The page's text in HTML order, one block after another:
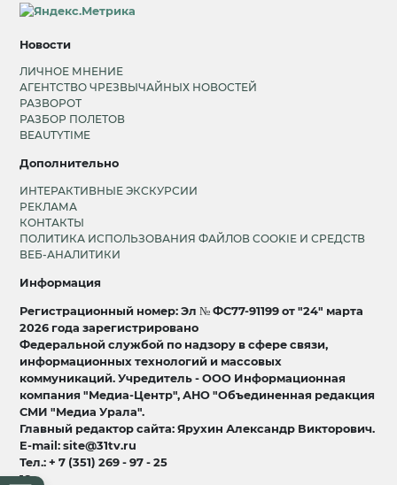
Новости
ЛИЧНОЕ МНЕНИЕ
АГЕНТСТВО ЧРЕЗВЫЧАЙНЫХ НОВОСТЕЙ
РАЗВОРОТ
РАЗБОР ПОЛЕТОВ
BEAUTYTIME
Дополнительно
ИНТЕРАКТИВНЫЕ ЭКСКУРСИИ
РЕКЛАМА
КОНТАКТЫ
ПОЛИТИКА ИСПОЛЬЗОВАНИЯ ФАЙЛОВ COOKIE И СРЕДСТВ
ВЕБ-АНАЛИТИКИ
Информация
Регистрационный номер: Эл № ФС77-91199 от "24" марта
2026 года зарегистрировано
Федеральной службой по надзору в сфере связи,
информационных технологий и массовых
коммуникаций. Учредитель - ООО Информационная
компания "Медиа-Центр", АНО "Объединенная редакция
СМИ "Медиа Урала".
Главный редактор сайта: Ярухин Александр Викторович.
E-mail: site@31tv.ru
Тел.: + 7 (351) 269 - 97 - 25
18+